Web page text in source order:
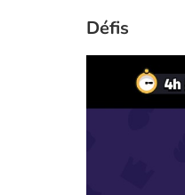
Défis